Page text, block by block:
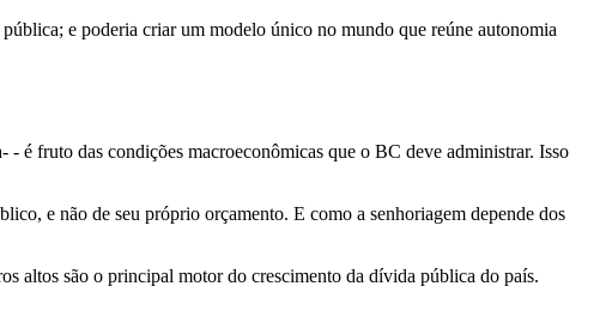
e poderia criar um modelo único no mundo que reúne autonomia
é fruto das condições macroeconômicas que o BC deve administrar. Isso
e não de seu próprio orçamento. E como a senhoriagem depende dos
altos são o principal motor do crescimento da dívida pública do país.